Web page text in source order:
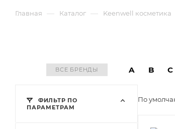
Главная — Каталог — Keenwell косметика
ВСЕ БРЕНДЫ A B C
По
ФИЛЬТР ПО
ПАРАМЕТРАМ